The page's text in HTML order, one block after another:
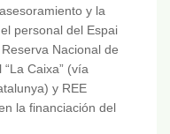
y la
personal del Espai
Nacional de
Caixa” (vía
y REE
la financiación del